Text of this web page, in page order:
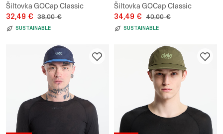
Šiltovka GOCap Classic
Athletics
32,49 € 38,00 €
SUSTAINABLE
Šiltovka GOCap Classic
Athletics
34,49 € 40,00 €
SUSTAINABLE